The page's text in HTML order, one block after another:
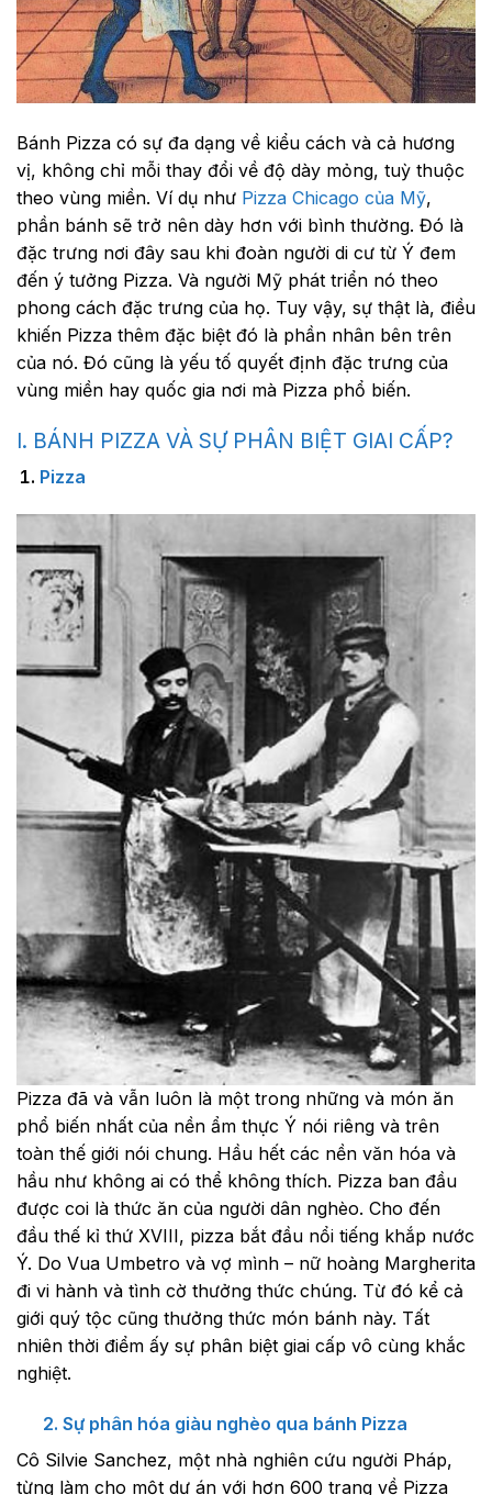
Bánh Pizza có sự đa dạng về kiểu cách và cả hương
vị, không chỉ mỗi thay đổi về độ dày mỏng, tuỳ thuộc
theo vùng miền. Ví dụ như Pizza Chicago của Mỹ,
phần bánh sẽ trở nên dày hơn với bình thường. Đó là
đặc trưng nơi đây sau khi đoàn người di cư từ Ý đem
đến ý tưởng Pizza. Và người Mỹ phát triển nó theo
phong cách đặc trưng của họ. Tuy vậy, sự thật là, điều
khiến Pizza thêm đặc biệt đó là phần nhân bên trên
của nó. Đó cũng là yếu tố quyết định đặc trưng của
vùng miền hay quốc gia nơi mà Pizza phổ biến.
I. BÁNH PIZZA VÀ SỰ PHÂN BIỆT GIAI CẤP?
Pizza
Pizza đã và vẫn luôn là một trong những và món ăn
phổ biến nhất của nền ẩm thực Ý nói riêng và trên
toàn thế giới nói chung. Hầu hết các nền văn hóa và
hầu như không ai có thể không thích. Pizza ban đầu
được coi là thức ăn của người dân nghèo. Cho đến
đầu thế kỉ thứ XVIII, pizza bắt đầu nổi tiếng khắp nước
Ý. Do Vua Umbetro và vợ mình – nữ hoàng Margherita
đi vi hành và tình cờ thưởng thức chúng. Từ đó kể cả
giới quý tộc cũng thưởng thức món bánh này. Tất
nhiên thời điểm ấy sự phân biệt giai cấp vô cùng khắc
nghiệt.
2. Sự phân hóa giàu nghèo qua bánh Pizza
Cô Silvie Sanchez, một nhà nghiên cứu người Pháp,
từng làm cho một dự án với hơn 600 trang về Pizza